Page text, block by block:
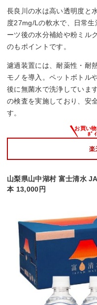
長良川の水は高い透明度と
度27mg/Lの軟水で、日常
ーツ後の水分補給や粉ミル
のもポイントです。
濾過装置には、耐薬性・耐
モノを導入。ペットボトル
後に無菌水で洗浄していま
の検査を実施しており、安
す。
楽
山梨県山中湖村 富士清水
本 13,000円